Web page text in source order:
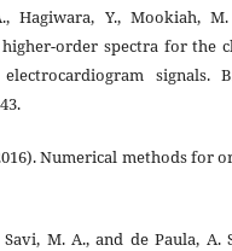
Hagiwara, Y., Mookiah,
order spectra for the
signals.
Numerical methods for
M. A., and de Paula,